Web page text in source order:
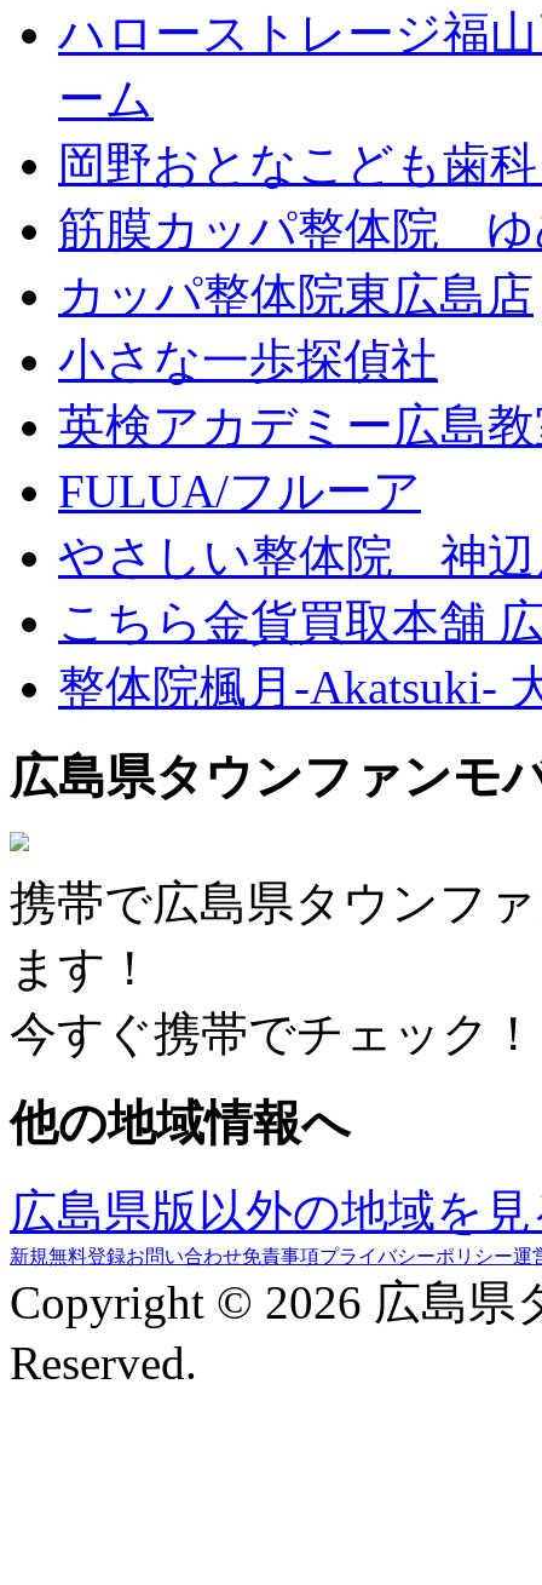
ハローストレージ福
ーム
岡野おとなこども歯
筋膜カッパ整体院 ゆ
カッパ整体院東広島店
小さな一歩探偵社
英検アカデミー広島
FULUA/フルーア
やさしい整体院 神辺
こちら金貨買取本舗
整体院楓月-Akatsuki-
広島県タウンファンモ
携帯で広島県タウンフ
ます！
今すぐ携帯でチェック！
他の地域情報へ
広島県版以外の地域を
新規無料登録お問い合わせ免責事項プライバシーポリシー運
Copyright © 2026 広島
Reserved.